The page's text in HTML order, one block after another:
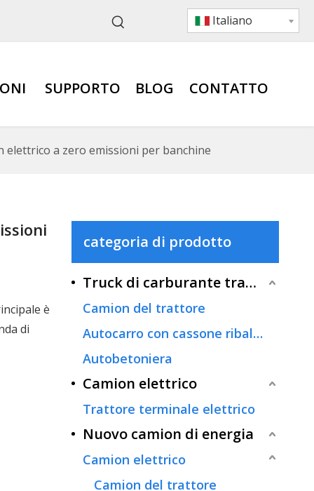
Italiano
SUPPORTO BLOG CONTATTO
elettrico a zero emissioni per banchine
è
di
categoria di prodotto
Truck di carburante tradizionale
Camion del trattore
Autocarro con cassone ribaltabile
Autobetoniera
Camion elettrico
Trattore terminale elettrico
Nuovo camion di energia
Camion elettrico
Camion del trattore